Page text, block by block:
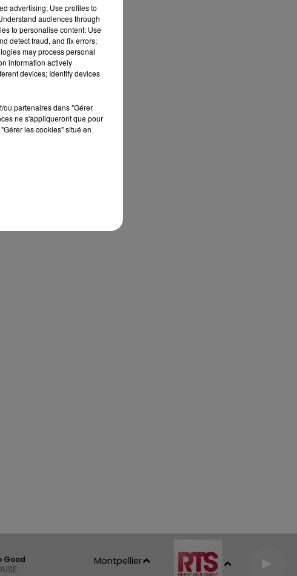
Good Montpellier
advertising; Use profiles to
audiences through
to personalise content; Use
detect fraud, and fix errors;
may process personal
information actively
devices; Identify devices
ou partenaires dans "Gérer
ne s'appliqueront que pour
les cookies" situé en